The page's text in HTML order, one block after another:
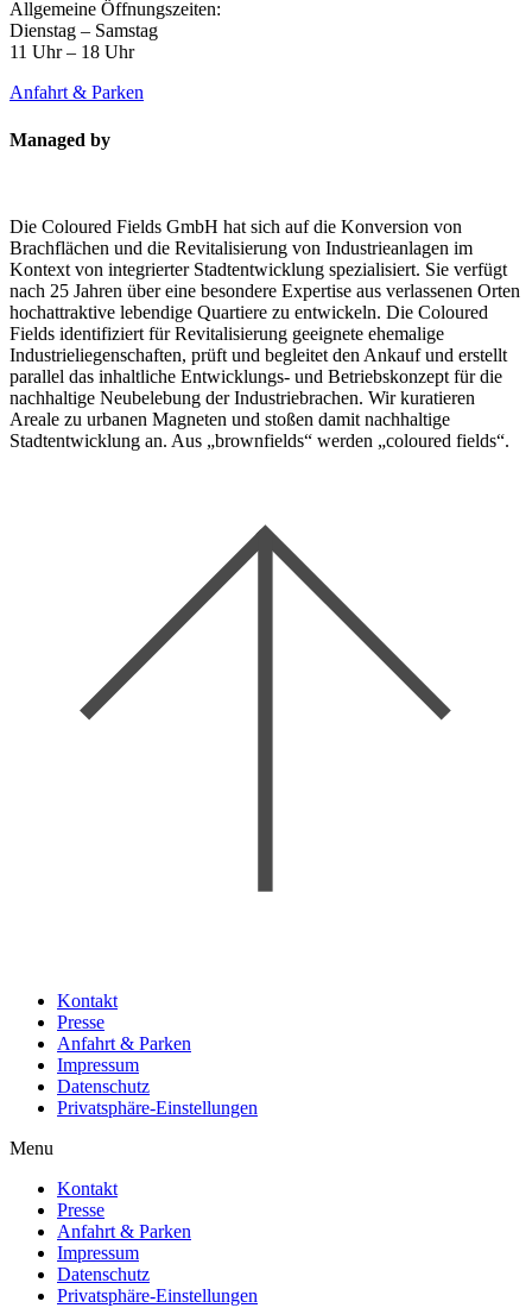
Allgemeine Öffnungszeiten:
Dienstag – Samstag
11 Uhr – 18 Uhr
Anfahrt & Parken
Managed by
Die Coloured Fields GmbH hat sich auf die Konversion von
Brachflächen und die Revitalisierung von Industrieanlagen im
Kontext von integrierter Stadtentwicklung spezialisiert. Sie verfügt
nach 25 Jahren über eine besondere Expertise aus verlassenen Orten
hochattraktive lebendige Quartiere zu entwickeln. Die Coloured
Fields identifiziert für Revitalisierung geeignete ehemalige
Industrieliegenschaften, prüft und begleitet den Ankauf und erstellt
parallel das inhaltliche Entwicklungs- und Betriebskonzept für die
nachhaltige Neubelebung der Industriebrachen. Wir kuratieren
Areale zu urbanen Magneten und stoßen damit nachhaltige
Stadtentwicklung an. Aus „brownfields“ werden „coloured fields“.
Kontakt
Presse
Anfahrt & Parken
Impressum
Datenschutz
Privatsphäre-Einstellungen
Menu
Kontakt
Presse
Anfahrt & Parken
Impressum
Datenschutz
Privatsphäre-Einstellungen